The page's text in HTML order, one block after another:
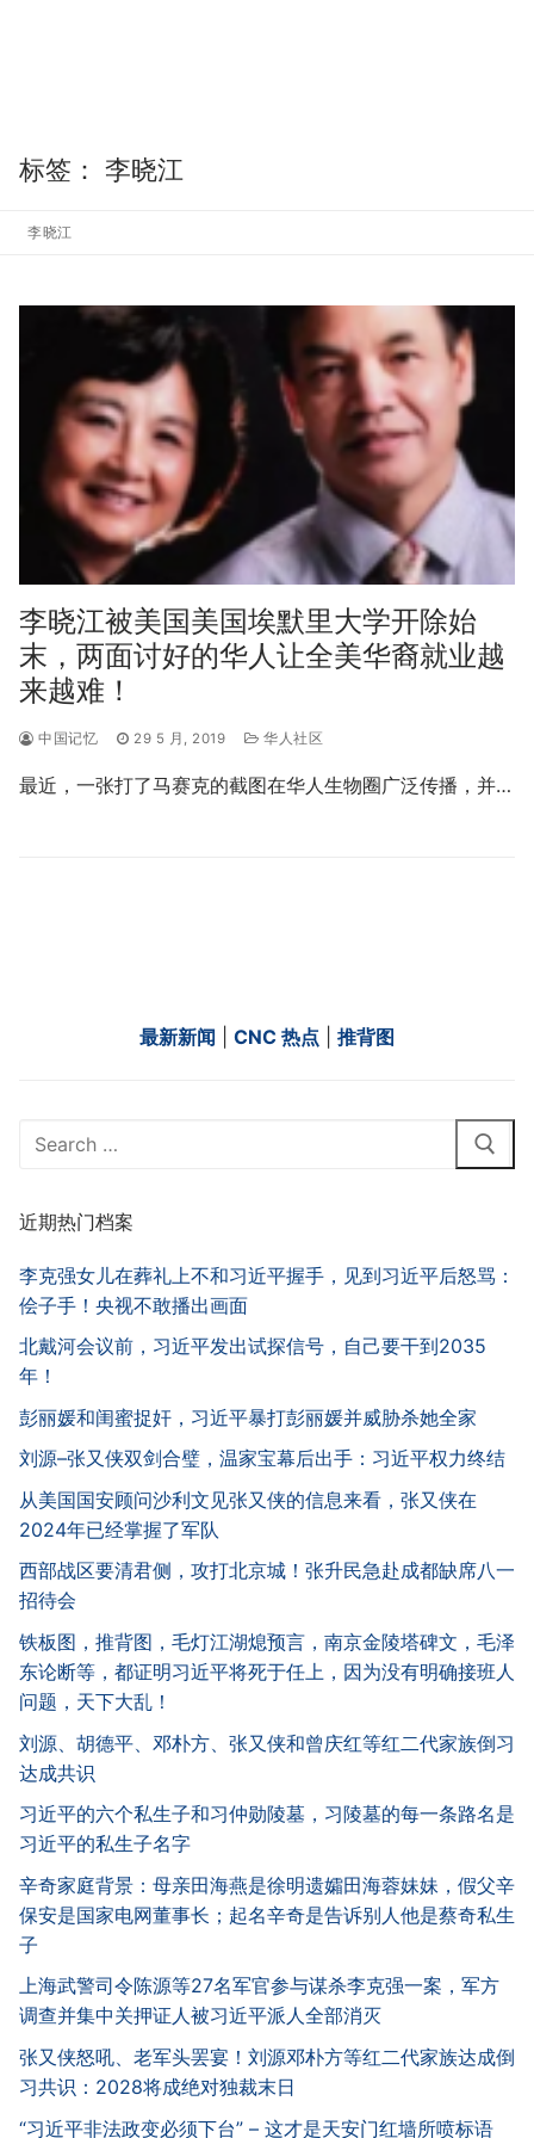
标签： 李晓江
李晓江
李晓江被美国美国埃默里大学开除始
末，两面讨好的华人让全美华裔就业越
来越难！
中国记忆 29 5 月, 2019 华人社区
最近，一张打了马赛克的截图在华人生物圈广泛传播，并…
最新新闻 CNC 热点 推背图
Search
近期热门档案
李克强女儿在葬礼上不和习近平握手，见到习近平后怒骂：
侩子手！央视不敢播出画面
北戴河会议前，习近平发出试探信号，自己要干到2035
年！
彭丽媛和闺蜜捉奸，习近平暴打彭丽媛并威胁杀她全家
刘源–张又侠双剑合璧，温家宝幕后出手：习近平权力终结
从美国国安顾问沙利文见张又侠的信息来看，张又侠在
2024年已经掌握了军队
西部战区要清君侧，攻打北京城！张升民急赴成都缺席八一
招待会
铁板图，推背图，毛灯江湖熄预言，南京金陵塔碑文，毛泽
东论断等，都证明习近平将死于任上，因为没有明确接班人
问题，天下大乱！
刘源、胡德平、邓朴方、张又侠和曾庆红等红二代家族倒习
达成共识
习近平的六个私生子和习仲勋陵墓，习陵墓的每一条路名是
习近平的私生子名字
辛奇家庭背景：母亲田海燕是徐明遗孀田海蓉妹妹，假父辛
保安是国家电网董事长；起名辛奇是告诉别人他是蔡奇私生
子
上海武警司令陈源等27名军官参与谋杀李克强一案，军方
调查并集中关押证人被习近平派人全部消灭
张又侠怒吼、老军头罢宴！刘源邓朴方等红二代家族达成倒
习共识：2028将成绝对独裁末日
“习近平非法政变必须下台” – 这才是天安门红墙所喷标语